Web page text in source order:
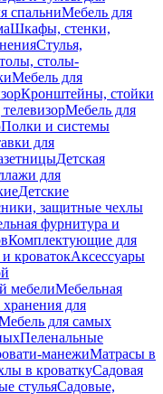
спальниМебель для
Шкафы, стенки,
Стулья,
столы-
Мебель для
Кронштейны, стойки
Мебель для
Полки и системы
для
Детская
для
Детские
защитные чехлы
фурнитура и
Комплектующие для
кроватокАксессуары
мебелиМебельная
для
для самых
Пеленальные
манежиМатрасы в
в кроваткуСадовая
стульяСадовые,